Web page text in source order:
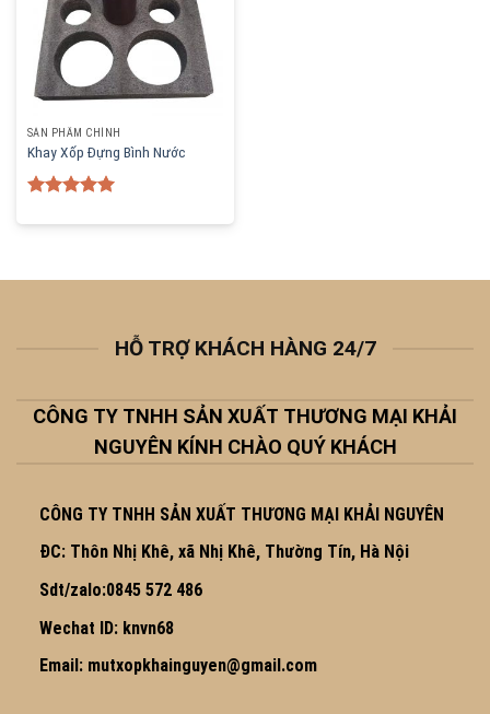
SẢN PHẨM CHÍNH
Khay Xốp Đựng Bình Nước
out of 5
HỖ TRỢ KHÁCH HÀNG 24/7
CÔNG TY TNHH SẢN XUẤT THƯƠNG MẠI KHẢI
NGUYÊN KÍNH CHÀO QUÝ KHÁCH
CÔNG TY TNHH SẢN XUẤT THƯƠNG MẠI KHẢI NGUYÊN
ĐC: Thôn Nhị Khê, xã Nhị Khê, Thường Tín, Hà Nội
Sdt/zalo:0845 572 486
Wechat ID: knvn68
Email: mutxopkhainguyen@gmail.com